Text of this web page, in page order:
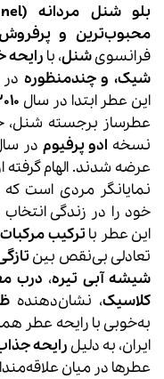
بلو شنل مردانه (Chanel Bleu de Chanel)
محبوب‌ترین و
فرانسویشنل، با رایحه
شیک، و چندمنظوره
این عطر ابتدا در سال
عطرساز برجسته شنل،
نسخه ادو پرفیوم در
عرضه شدند. الهام گرفته
نمایانگر مردی است که
خود را در زندگی
این عطر باترکیب
تعادلی بی‌نقص بین
شیشه آبی تیره، درب
کلاسیک، نشان‌دهنده
به‌خوبی با رایحه عطر
ایران، به دلیل رایحه
عطرها در میان